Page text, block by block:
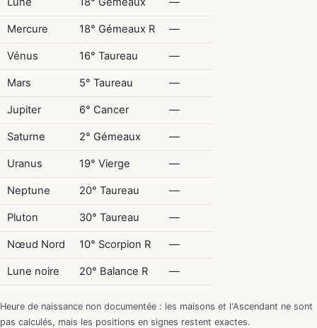
Mercure 18° Gémeaux R —
Vénus 16° Taureau —
Mars 5° Taureau —
Jupiter 6° Cancer —
Saturne 2° Gémeaux —
Uranus 19° Vierge —
Neptune 20° Taureau —
Pluton 30° Taureau —
Nœud Nord 10° Scorpion R —
Lune noire 20° Balance R —
Heure de naissance non documentée : les maisons et l'Ascendant ne sont
pas calculés, mais les positions en signes restent exactes.